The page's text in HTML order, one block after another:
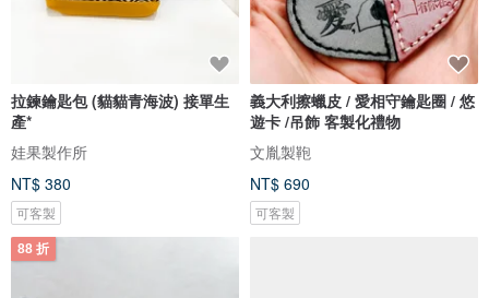
拉鍊鑰匙包 (貓貓青海波) 接單生
產*
娃果製作所
NT$ 380
可客製
義大利擦蠟皮 / 愛相守鑰匙圈 / 悠
遊卡 /吊飾 客製化禮物
文胤製鞄
NT$ 690
可客製
88 折